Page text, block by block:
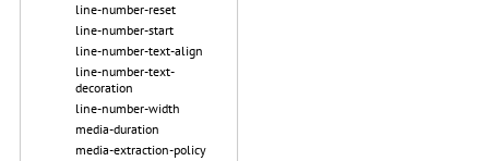
line-number-reset
line-number-start
line-number-text-align
line-number-text-
decoration
line-number-width
media-duration
media-extraction-policy